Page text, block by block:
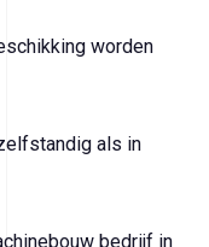
worden
als in
bedrijf in